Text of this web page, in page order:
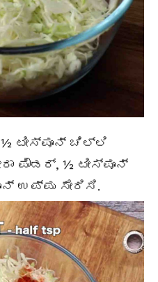
ಟೀಸ್ಪೂನ್ ಚಿಲ್ಲಿ
ಪೌಡರ್, ½ ಟೀಸ್ಪೂನ್
ಉಪ್ಪು ಸೇರಿಸಿ.